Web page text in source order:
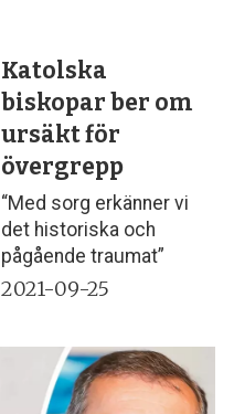
Katolska
biskopar ber om
ursäkt för
övergrepp
“Med sorg erkänner vi
det historiska och
pågående traumat”
2021-09-25